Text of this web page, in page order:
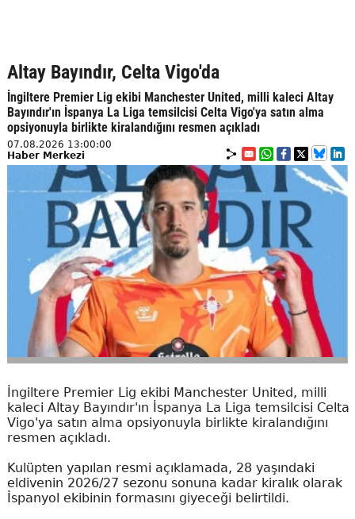
Altay Bayındır, Celta Vigo'da
İngiltere Premier Lig ekibi Manchester United, milli kaleci Altay
Bayındır'ın İspanya La Liga temsilcisi Celta Vigo'ya satın alma
opsiyonuyla birlikte kiralandığını resmen açıkladı
07.08.2026 13:00:00
Haber Merkezi
İngiltere Premier Lig ekibi Manchester United, milli
kaleci Altay Bayındır'ın İspanya La Liga temsilcisi Celta
Vigo'ya satın alma opsiyonuyla birlikte kiralandığını
resmen açıkladı.
Kulüpten yapılan resmi açıklamada, 28 yaşındaki
eldivenin 2026/27 sezonu sonuna kadar kiralık olarak
İspanyol ekibinin formasını giyeceği belirtildi.